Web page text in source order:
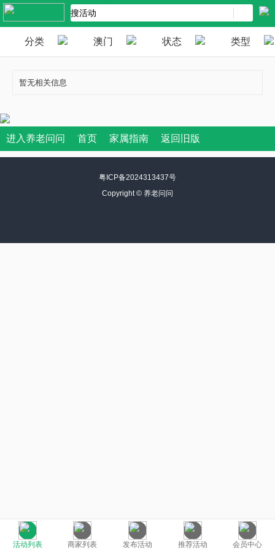
分类 澳门 状态 类型
暂无相关信息
活动列表 商家列表 发布活动 推荐活动 会员中心
进入养老问问 首页 家属指南 返回旧版
粤ICP备2024313437号
Copyright © 养老问问